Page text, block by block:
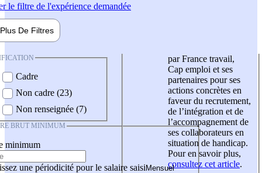
le filtre de l'expérience demandée
Plus De Filtres
Cadre
Non cadre (23)
Non renseignée (7)
BRUT MINIMUM
minimum
une périodicité pour le salaire saisi
par France travail,
Cap emploi et ses
partenaires pour ses
actions concrètes en
faveur du recrutement,
de l’intégration et de
l’accompagnement de
ses collaborateurs en
situation de handicap.
Pour en savoir plus,
consultez cet article.